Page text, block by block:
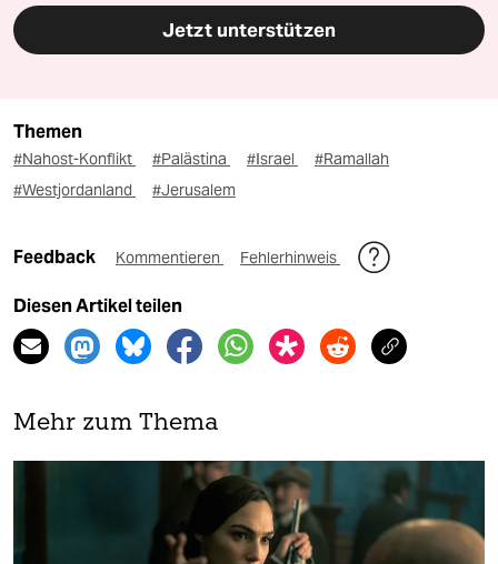
Jetzt unterstützen
Themen
#Nahost-Konflikt #Palästina #Israel
#Ramallah
#Westjordanland
#Jerusalem
Feedback Kommentieren Fehlerhinweis
Diesen Artikel teilen
Mehr zum Thema